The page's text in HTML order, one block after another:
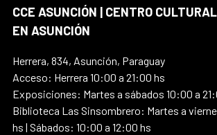
CCE ASUNCIÓN | CENTRO
EN ASUNCIÓN
Herrera, 834, Asunción, Paraguay
Acceso: Herrera 10:00 a 21:00 hs
Exposiciones: Martes a sábados 10:00 a
Biblioteca Las Sinsombrero: Martes a
hs | Sábados: 10:00 a 12:00 hs